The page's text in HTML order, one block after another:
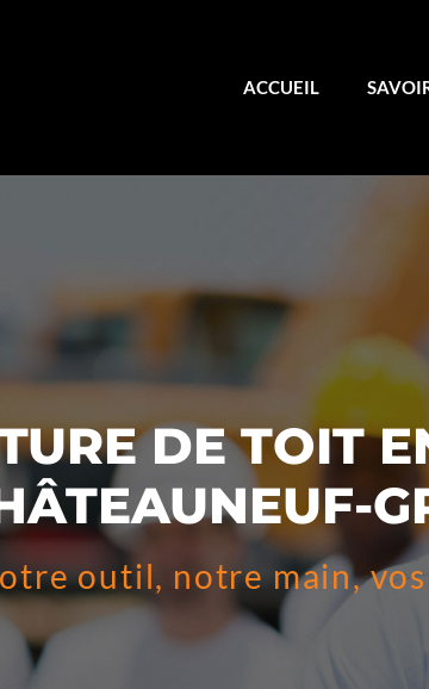
ACCUEIL
DE TOIT
outil, notre main,